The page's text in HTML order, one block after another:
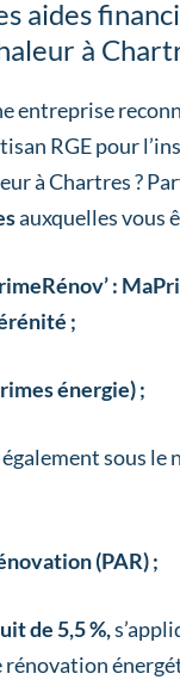
aides
à
entreprise
RGE pour
à Chartres ?
auxquelles vous
:
;
énergie) ;
sous le
(PAR) ;
de 5,5 %,